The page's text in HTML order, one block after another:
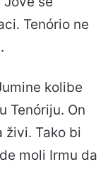
Tenório ne
kolibe
Tenóriju. On
živi. Tako bi
moli Irmu da